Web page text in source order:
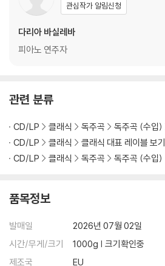
관심작가 알림신청
다리아 바실레바
피아노 연주자
관련 분류
CD/LP 클래식 독주곡 독주곡 (수입)
CD/LP
클래식 클래식 대표 레이블 보기
CD/LP
클래식 독주곡 독주곡 (수입)
품목정보
발매일
2026년 07월 02일
시간/무게/크기
1000g | 크기확인중
제조국
EU